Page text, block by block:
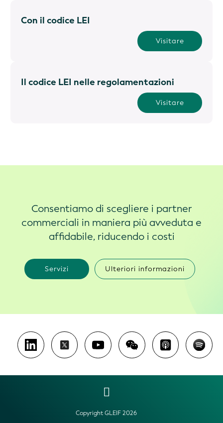
Con il codice LEI
Visitare
Il codice LEI nelle regolamentazioni
Visitare
Consentiamo di scegliere i partner
commerciali in maniera più avveduta e
affidabile, riducendo i costi
Servizi Ulteriori informazioni
Copyright GLEIF 2026